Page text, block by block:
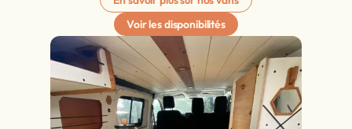
Voir les disponibilités